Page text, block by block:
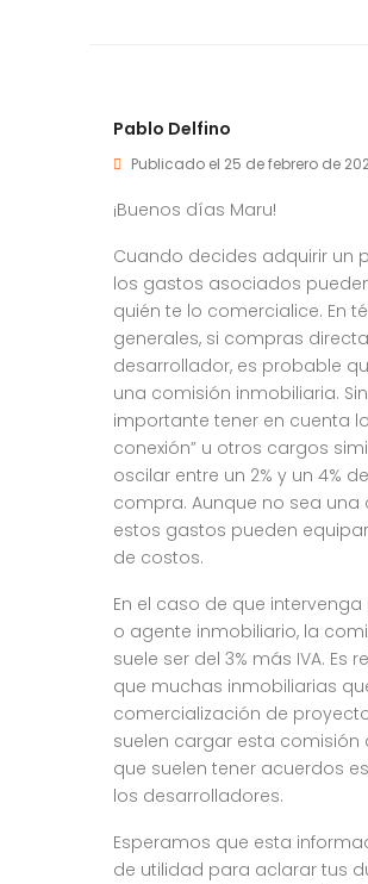
Pablo Delfino
Publicado el 25 de febrero de
¡Buenos días Maru!
Cuando decides adquirir un
los gastos asociados
quién te lo comercialice. En
generales, si compras
desarrollador, es probable
una comisión inmobiliaria.
importante tener en cuenta
conexión” u otros cargos
oscilar entre un 2% y un 4%
compra. Aunque no sea una
estos gastos pueden
de costos.
En el caso de que
o agente inmobiliario, la
suele ser del 3% más IVA. Es
que muchas inmobiliarias
comercialización de
suelen cargar esta comisión
que suelen tener acuerdos
los desarrolladores.
Esperamos que esta
de utilidad para aclarar tus